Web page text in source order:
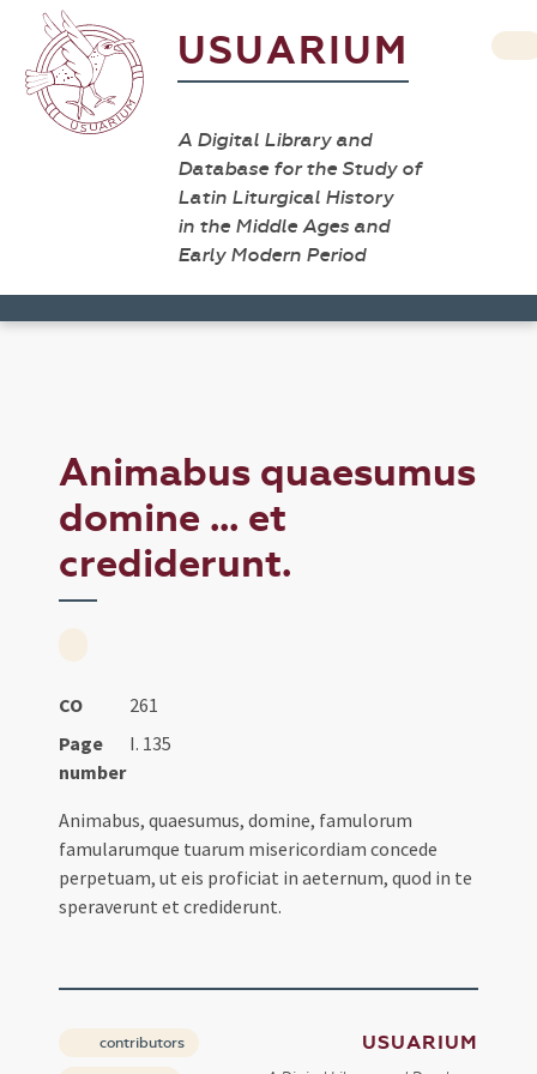
USUARIUM
A Digital Library and
Database for the Study of
Latin Liturgical History
in the Middle Ages and
Early Modern Period
Animabus quaesumus
domine ... et
crediderunt.
CO
261
Page
number
I. 135
Animabus, quaesumus, domine, famulorum
famularumque tuarum misericordiam concede
perpetuam, ut eis proficiat in aeternum, quod in te
speraverunt et crediderunt.
contributors USUARIUM